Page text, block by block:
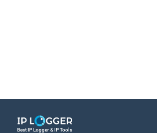
Best IP Logger & IP Tools